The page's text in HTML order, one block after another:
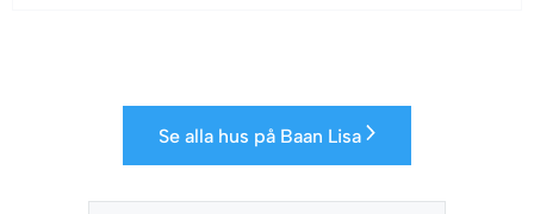
Se alla hus på Baan Lisa